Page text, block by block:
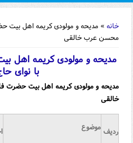
خانه » مدیحه و مولودی کریمه اهل بیت
محسن عرب خالقی
مدیحه و مولودی کریمه اهل
با نوای
مدیحه و مولودی کریمه اهل بیت حضرت
خالقی
ردیف موضوع